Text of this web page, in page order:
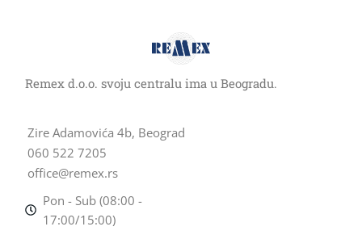
Copyright © 2026 Remex | Powered by
Remex d.o.o. svoju centralu ima u Beogradu.
Zire Adamovića 4b, Beograd
060 522 7205
office@remex.rs
Pon - Sub (08:00 -
17:00/15:00)